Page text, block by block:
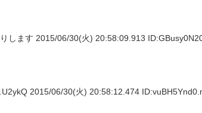
します 2015/06/30(火) 20:58:09.913
2015/06/30(火) 20:58:12.474